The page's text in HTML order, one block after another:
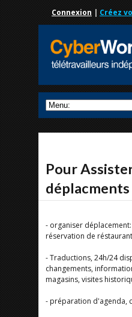
Connexion | Créez
Pour
déplacments
- organiser
réservation de
- Traductions, 24h/24
changements,
magasins, visites
- préparation d'agenda,